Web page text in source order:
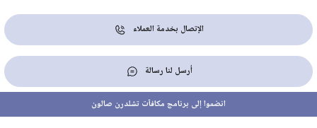
الإتصال بخدمة العملاء
أرسل لنا رسالة
انضموا إلى برنامج مكافآت تشلدرن صالون